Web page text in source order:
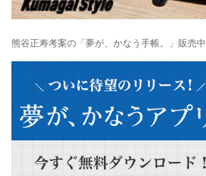
熊谷正寿考案の「夢が、かなう手帳。」販売中